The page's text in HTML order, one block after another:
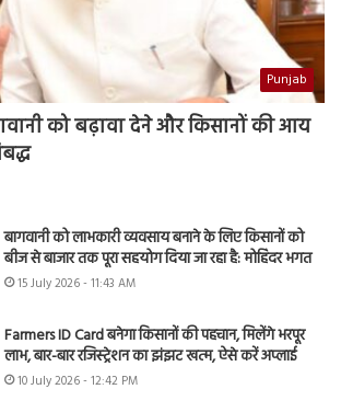
Punjab
को बढ़ावा देने और किसानों की आय
बागवानी को लाभकारी व्यवसाय बनाने के लिए किसानों को
बीज से बाजार तक पूरा सहयोग दिया जा रहा है: मोहिंदर भगत
15 July 2026 - 11:43 AM
Farmers ID Card बनेगा किसानों की पहचान, मिलेंगे भरपूर
लाभ, बार-बार रजिस्ट्रेशन का झंझट खत्म, ऐसे करें अप्लाई
10 July 2026 - 12:42 PM